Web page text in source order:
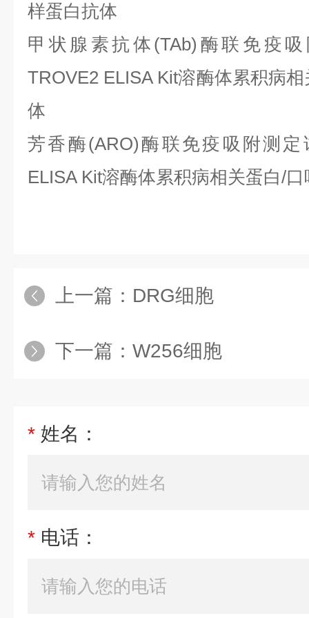
样蛋白抗体
甲状腺素抗体 (TAb)酶联免疫
TROVE2 ELISA Kit溶酶体累积病
体
芳香酶(ARO)酶联免疫吸附测定
ELISA Kit溶酶体累积病相关蛋白/
上一篇： DRG细胞
下一篇： W256细胞
* 姓名：
* 电话：